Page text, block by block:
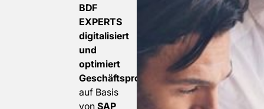
BDF
EXPERTS
digitalisiert
und
optimiert
Geschäftsprozesse
auf Basis
vonSAP